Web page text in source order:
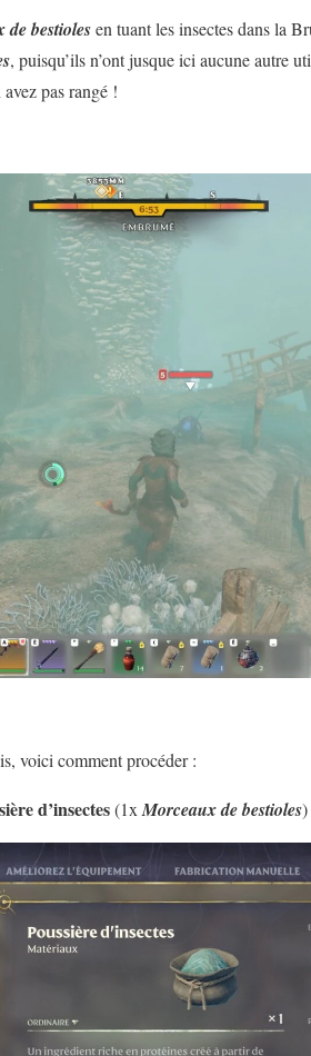
de bestiolesen tuant les insectes dans la
, puisqu’ils n’ont jusque ici aucune autre
pas rangé !
voici comment procéder :
d’insectes(1xMorceaux de bestioles)